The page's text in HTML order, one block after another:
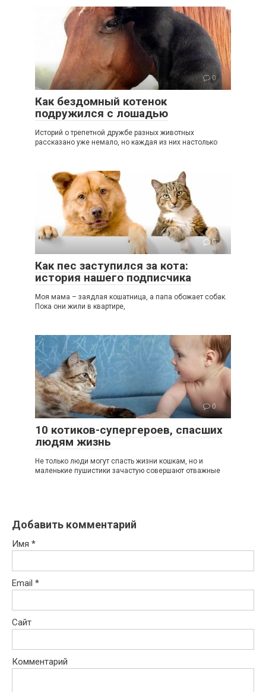
0
Как бездомный котенок
подружился с лошадью
Историй о трепетной дружбе разных животных
рассказано уже немало, но каждая из них настолько
0
Как пес заступился за кота:
история нашего подписчика
Моя мама – заядлая кошатница, а папа обожает собак.
Пока они жили в квартире,
0
10 котиков-супергероев, спасших
людям жизнь
Не только люди могут спасть жизни кошкам, но и
маленькие пушистики зачастую совершают отважные
Добавить комментарий
Имя *
Email *
Сайт
Комментарий